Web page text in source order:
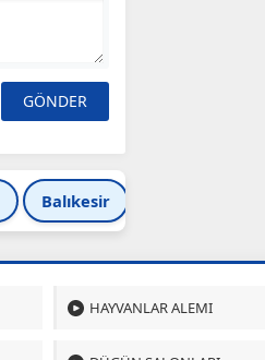
Balıkesir
HAYVANLAR ALEMI